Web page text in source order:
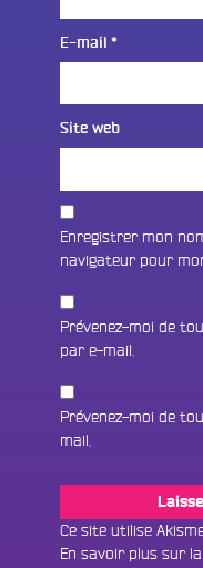
E-mail *
Site web
Enregistrer mon
navigateur pour
Prévenez-moi de
par e-mail.
Prévenez-moi de
mail.
Ce site utilise
En savoir plus sur